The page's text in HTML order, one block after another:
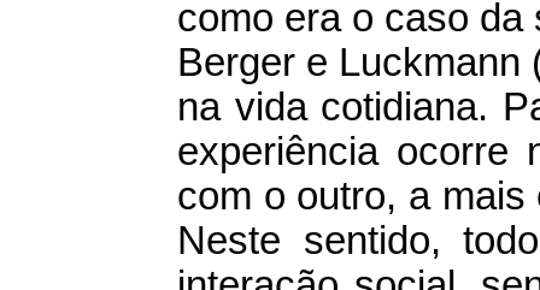
como era o caso da
Berger e Luckmann
na vida cotidiana.
experiência ocorre
com o outro, a
Neste sentido,